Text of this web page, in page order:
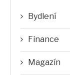
Bydlení
Finance
Magazín